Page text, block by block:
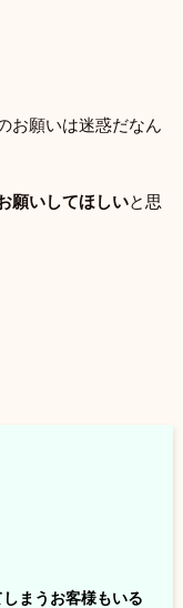
お願いは迷惑だなん
願いしてほしいと思
まうお客様もいる